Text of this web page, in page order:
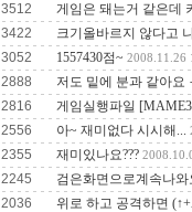
3512
게임은 돼는거 같은데
3422
크기올바르지 않다고
3052
1557430점~ 2008.11.26
2888
저도 밑에 분과 같아요
2816
게임실행파일
2556
아~ 재미없다 시시해...
2355 재미있나요???
2245
검은화면으로계속나
2036
위로 하고 공격하면